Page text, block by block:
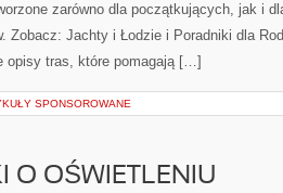
zarówno dla początkujących, jak i
Zobacz: Jachty i Łodzie i Poradniki dla
opisy tras, które pomagają […]
SPONSOROWANE
O OŚWIETLENIU